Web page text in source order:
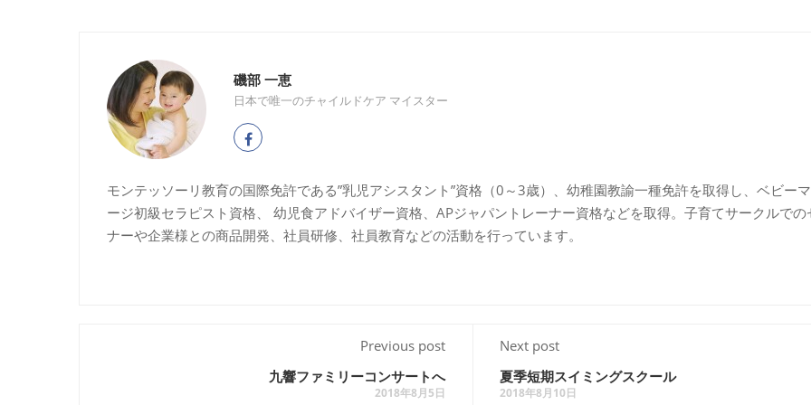
磯部 一恵
日本で唯一のチャイルドケア マイスター
モンテッソーリ教育の国際免許である”乳児アシスタント”資格（0～3歳）、幼稚園教諭一種免許を取得し、ベビー
ージ初級セラピスト資格、 幼児食アドバイザー資格、APジャパントレーナー資格などを取得。子育てサークルでの
ナーや企業様との商品開発、社員研修、社員教育などの活動を行っています。
Previous post
九響ファミリーコンサートへ
2018年8月5日
Next post
夏季短期スイミングスクール
2018年8月10日